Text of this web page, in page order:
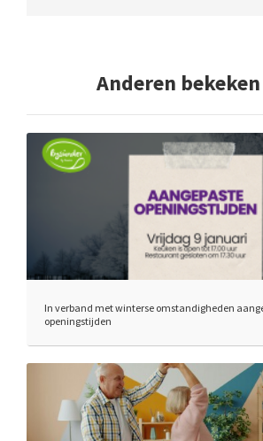
Anderen
In verband met winterse omstandigheden
openingstijden